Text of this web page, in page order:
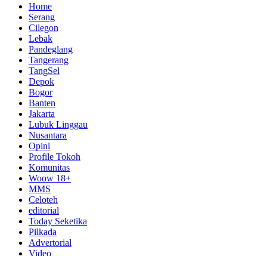
Home
Serang
Cilegon
Lebak
Pandeglang
Tangerang
TangSel
Depok
Bogor
Banten
Jakarta
Lubuk Linggau
Nusantara
Opini
Profile Tokoh
Komunitas
Woow 18+
MMS
Celoteh
editorial
Today Seketika
Pilkada
Advertorial
Video